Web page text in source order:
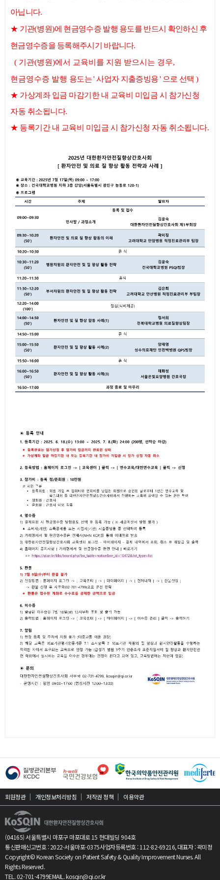
아닙니다.
★ 기관(병원)에 현금영수증 발행 용도를 반드시 확인하신 후
현금영수증을 등록해주시기 바랍니다.
( 기관(병원)에서 교육비를 지원 받으시는 경우,
현금영수증 발행 용도는'사업자 지출증빙용 ' 으로 선택 )
★ 가상계좌 입금 마감기한 내 교육비 미입금 시 참가신청
자동 취소됩니다.
★ 등록기간 내 교육비 미입금 시 참가신청 자동 취소됩니다.
회원정관 개인정보처리방침 저작권 정책 이용약관
(04165) 서울특별시 마포구 마포대로 15 현대빌딩 904호
통신판매신고번호 : 2022-서울마포-0375사업자등록번호 : 112-82-69216, 대표자 : 곽미정
Copyright© Korean Society on Patient Safety & Quality Improvement Nurses. All
Rights Reserved.
TEL.02-701-4799EMAIL.kosqin@qi.or.kr